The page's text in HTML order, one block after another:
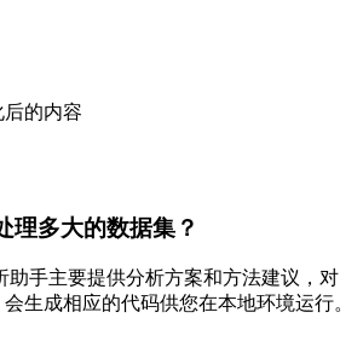
的内容
理多大的数据集？
助手主要提供分析方案和方法建议，对
生成相应的代码供您在本地环境运行。